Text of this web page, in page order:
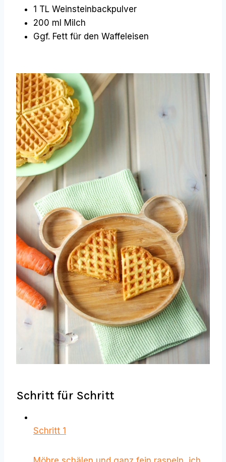
1 TL Weinsteinbackpulver
200 ml Milch
Ggf. Fett für den Waffeleisen
Schritt für Schritt
Schritt 1